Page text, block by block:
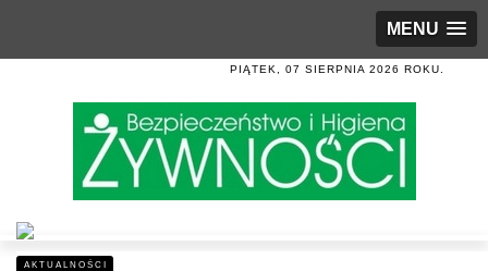
MENU
PIĄTEK, 07 SIERPNIA 2026 ROKU.
AKTUALNOŚCI